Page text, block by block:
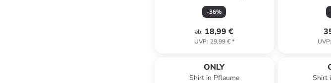
-36%
ab: 18,99 €
UVP: 29,99 €* UVP:
ONLY
Shirt in Pflaume Shirt